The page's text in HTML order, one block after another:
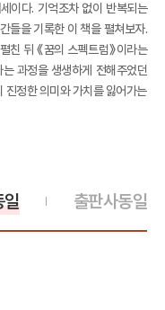
이다. 기억조차 없이 반복되는
들을 기록한 이 책을 펼쳐보자.
친 뒤 《꿈의 스펙트럼》이라는
과정을 생생하게 전해주었던
진정한 의미와 가치를 잃어가는
출판사동일
일